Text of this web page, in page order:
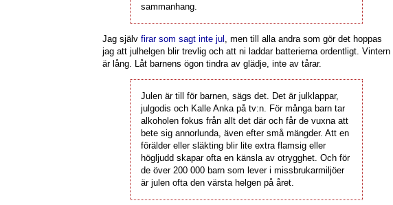
sammanhang.
Jag självfirar som sagt inte jul , men till alla andra som gör det hoppas
jag att julhelgen blir trevlig och att ni laddar batterierna ordentligt. Vintern
är lång. Låt barnens ögon tindra av glädje, inte av tårar.
Julen är till för barnen, sägs det. Det är julklappar,
julgodis och Kalle Anka på tv:n. För många barn tar
alkoholen fokus från allt det där och får de vuxna att
bete sig annorlunda, även efter små mängder. Att en
förälder eller släkting blir lite extra flamsig eller
högljudd skapar ofta en känsla av otrygghet. Och för
de över 200 000 barn som lever i missbrukarmiljöer
är julen ofta den värsta helgen på året.